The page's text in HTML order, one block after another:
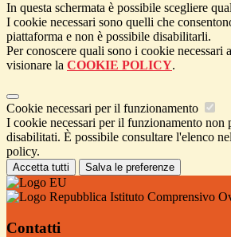
In questa schermata è possibile scegliere
I cookie necessari sono quelli che
piattaforma e non è possibile disabilitarli.
Per conoscere quali sono i cookie necessari
visionare la COOKIE POLICY.
Cookie necessari per il funzionamento
I cookie necessari per il funzionamento non
disabilitati. È possibile consultare l'elenco
policy.
Accetta tutti Salva le preferenze
Istituto Comprensivo
Contatti